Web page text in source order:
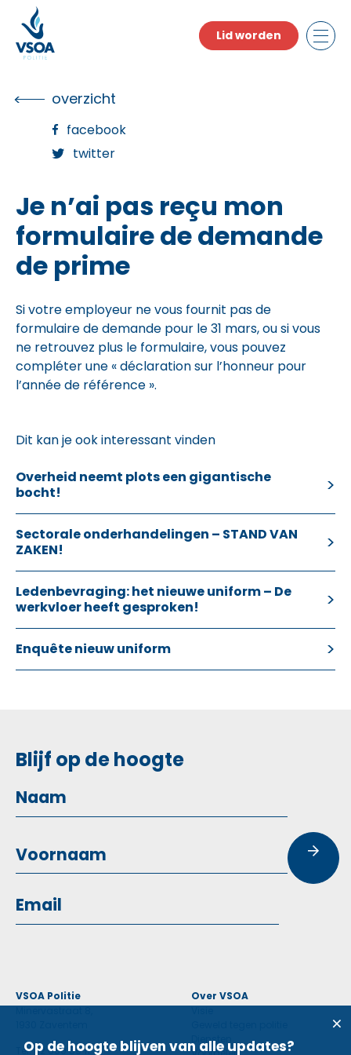
the
content
Lid worden
overzicht
facebook
twitter
Je n’ai pas reçu mon
formulaire de demande
de prime
Si votre employeur ne vous fournit pas de
formulaire de demande pour le 31 mars, ou si vous
ne retrouvez plus le formulaire, vous pouvez
compléter une « déclaration sur l’honneur pour
l’année de référence ».
Dit kan je ook interessant vinden
Overheid neemt plots een gigantische
bocht!
Sectorale onderhandelingen – STAND VAN
ZAKEN!
Ledenbevraging: het nieuwe uniform – De
werkvloer heeft gesproken!
Enquête nieuw uniform
Blijf op de hoogte
VSOA Politie
Tel: 02 660 59 11
Over VSOA
Diensten
Op de hoogte blijven van alle updates?